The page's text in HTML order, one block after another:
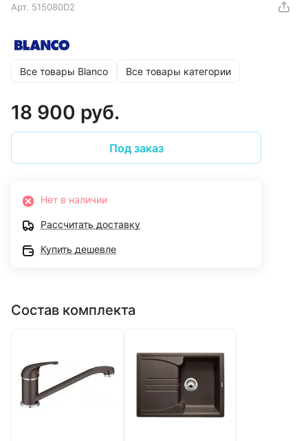
Арт. 515080D2
Все товары Blanco Все товары категории
18 900 руб.
Под заказ
Нет в наличии
Рассчитать доставку
Купить дешевле
Состав комплекта